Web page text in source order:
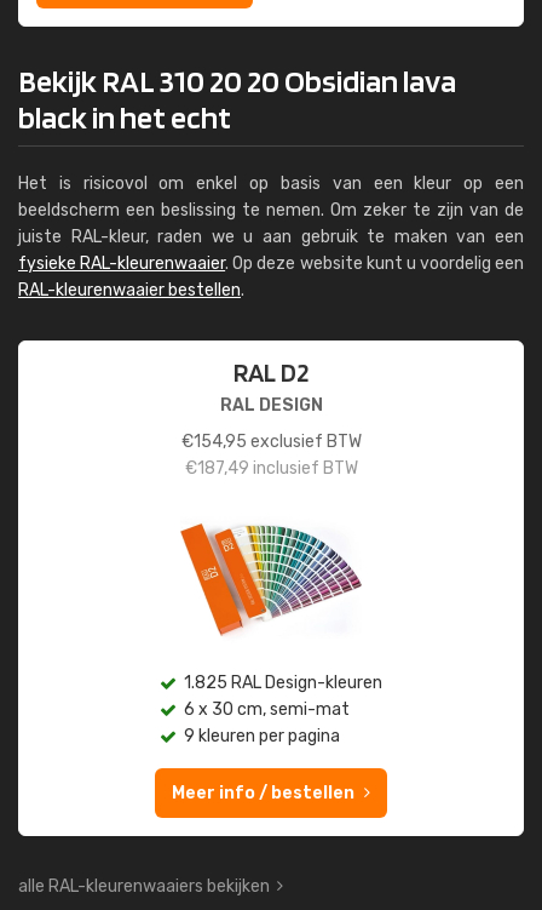
Bekijk RAL 310 20 20 Obsidian lava
black in het echt
Het is risicovol om enkel op basis van een kleur op een
beeldscherm een beslissing te nemen. Om zeker te zijn van de
juiste RAL-kleur, raden we u aan gebruik te maken van een
fysieke RAL-kleurenwaaier. Op deze website kunt u voordelig een
RAL-kleurenwaaier bestellen.
RAL D2
RAL DESIGN
€154,95 exclusief BTW
€187,49 inclusief BTW
1.825 RAL Design-kleuren
6 x 30 cm, semi-mat
9 kleuren per pagina
Meer info / bestellen
alle RAL-kleurenwaaiers bekijken